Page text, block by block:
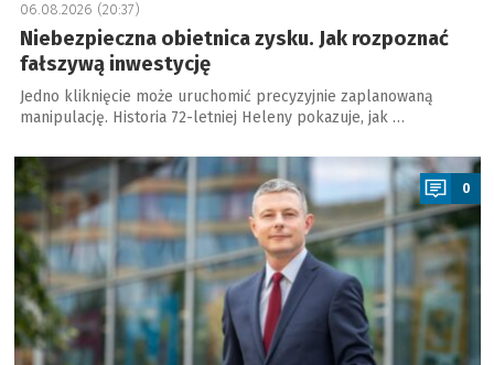
06.08.2026 (20:37)
Niebezpieczna obietnica zysku. Jak rozpoznać
fałszywą inwestycję
Jedno kliknięcie może uruchomić precyzyjnie zaplanowaną
manipulację. Historia 72-letniej Heleny pokazuje, jak …
a
0